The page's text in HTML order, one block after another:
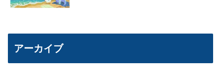
アーカイブ